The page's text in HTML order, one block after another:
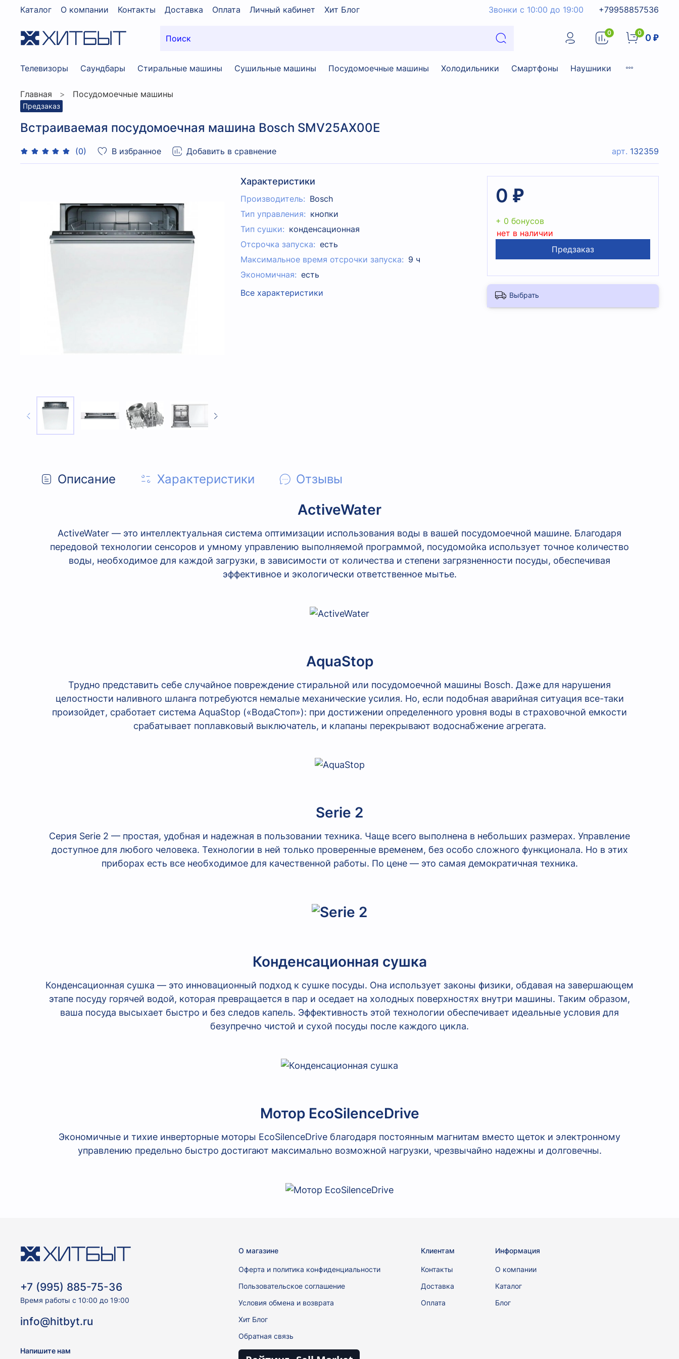
Каталог О компании Контакты Доставка Оплата Личный кабинет Хит Блог Звонки с 10:00 до 19:00 +79958857536
0 0 0 ₽
Телевизоры Саундбары Стиральные машины Сушильные машины Посудомоечные машины Холодильники Смартфоны Наушники
Главная Посудомоечные машины
Предзаказ
Встраиваемая посудомоечная машина Bosch SMV25AX00E
(0) В избранное Добавить в сравнение арт. 132359
Характеристики
Производитель: Bosch
Тип управления: кнопки
Тип сушки: конденсационная
Отсрочка запуска: есть
Максимальное время отсрочки запуска: 9 ч
Экономичная: есть
Все характеристики
0 ₽
+ 0 бонусов
нет в наличии
Предзаказ
Выбрать
Описание Характеристики Отзывы
ActiveWater
ActiveWater — это интеллектуальная система оптимизации использования воды в вашей посудомоечной машине. Благодаря
передовой технологии сенсоров и умному управлению выполняемой программой, посудомойка использует точное количество
воды, необходимое для каждой загрузки, в зависимости от количества и степени загрязненности посуды, обеспечивая
эффективное и экологически ответственное мытье.
AquaStop
Трудно представить себе случайное повреждение стиральной или посудомоечной машины Bosch. Даже для нарушения
целостности наливного шланга потребуются немалые механические усилия. Но, если подобная аварийная ситуация все-таки
произойдет, сработает система АquaStop («ВодаСтоп»): при достижении определенного уровня воды в страховочной емкости
срабатывает поплавковый выключатель, и клапаны перекрывают водоснабжение агрегата.
Serie 2
Серия Serie 2 — простая, удобная и надежная в пользовании техника. Чаще всего выполнена в небольших размерах. Управление
доступное для любого человека. Технологии в ней только проверенные временем, без особо сложного функционала. Но в этих
приборах есть все необходимое для качественной работы. По цене — это самая демократичная техника.
Конденсационная сушка
Конденсационная сушка — это инновационный подход к сушке посуды. Она использует законы физики, обдавая на завершающем
этапе посуду горячей водой, которая превращается в пар и оседает на холодных поверхностях внутри машины. Таким образом,
ваша посуда высыхает быстро и без следов капель. Эффективность этой технологии обеспечивает идеальные условия для
безупречно чистой и сухой посуды после каждого цикла.
Мотор EcoSilenceDrive
Экономичные и тихие инверторные моторы EcoSilenceDrive благодаря постоянным магнитам вместо щеток и электронному
управлению предельно быстро достигают максимально возможной нагрузки, чрезвычайно надежны и долговечны.
О магазине
Оферта и политика конфиденциальности
Пользовательское соглашение
Условия обмена и возврата
Хит Блог
Обратная связь
Клиентам
Контакты
Доставка
Оплата
Информация
О компании
Каталог
Блог
+7 (995) 885-75-36
Время работы с 10:00 до 19:00
info@hitbyt.ru
Напишите нам